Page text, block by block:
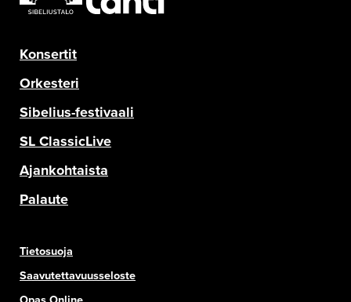
Konsertit
Orkesteri
Sibelius-festivaali
SL ClassicLive
Ajankohtaista
Palaute
Tietosuoja
Saavutettavuusseloste